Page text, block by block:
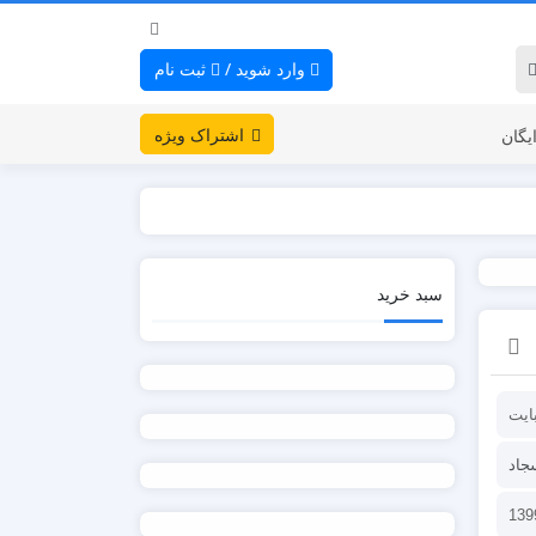
وارد شوید / ثبت نام
اشتراک ویژه
سبد خرید